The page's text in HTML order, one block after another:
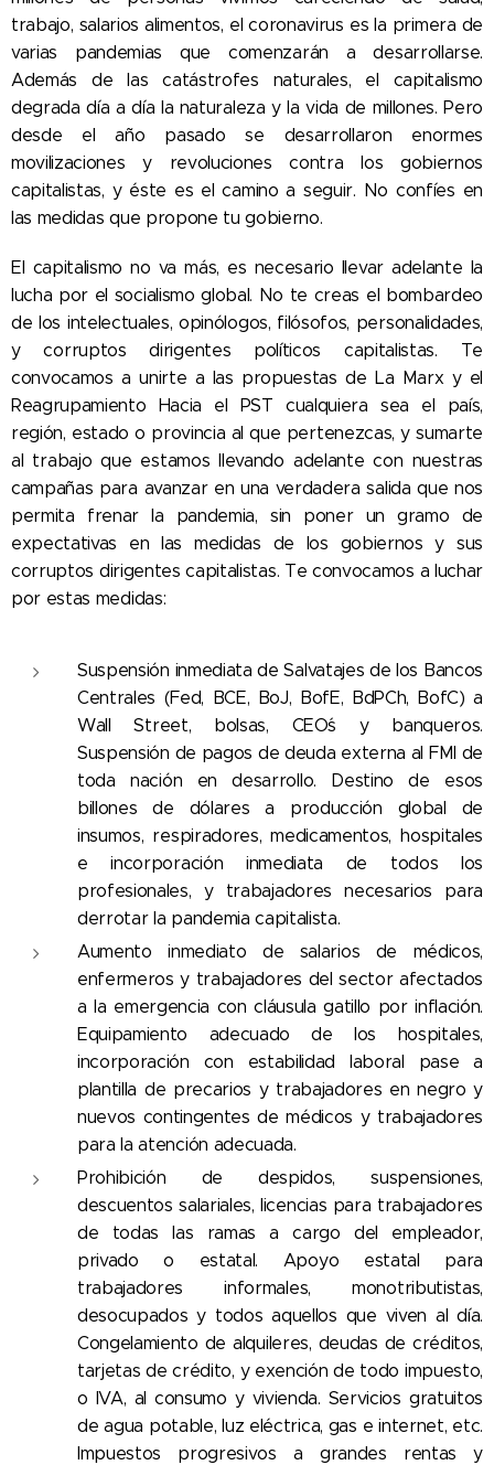
trabajo, salarios alimentos, el coronavirus es la primera de
varias pandemias que comenzarán a desarrollarse.
Además de las catástrofes naturales, el capitalismo
degrada día a día la naturaleza y la vida de millones. Pero
desde el año pasado se desarrollaron enormes
movilizaciones y revoluciones contra los gobiernos
capitalistas, y éste es el camino a seguir. No confíes en
las medidas que propone tu gobierno.
El capitalismo no va más, es necesario llevar adelante la
lucha por el socialismo global. No te creas el bombardeo
de los intelectuales, opinólogos, filósofos, personalidades,
y corruptos dirigentes políticos capitalistas. Te
convocamos a unirte a las propuestas de La Marx y el
Reagrupamiento Hacia el PST cualquiera sea el país,
región, estado o provincia al que pertenezcas, y sumarte
al trabajo que estamos llevando adelante con nuestras
campañas para avanzar en una verdadera salida que nos
permita frenar la pandemia, sin poner un gramo de
expectativas en las medidas de los gobiernos y sus
corruptos dirigentes capitalistas. Te convocamos a luchar
por estas medidas:
Suspensión inmediata de Salvatajes de los Bancos
Centrales (Fed, BCE, BoJ, BofE, BdPCh, BofC) a
Wall Street, bolsas, CEO´s y banqueros.
Suspensión de pagos de deuda externa al FMI de
toda nación en desarrollo. Destino de esos
billones de dólares a producción global de
insumos, respiradores, medicamentos, hospitales
e incorporación inmediata de todos los
profesionales, y trabajadores necesarios para
derrotar la pandemia capitalista.
Aumento inmediato de salarios de médicos,
enfermeros y trabajadores del sector afectados
a la emergencia con cláusula gatillo por inflación.
Equipamiento adecuado de los hospitales,
incorporación con estabilidad laboral pase a
plantilla de precarios y trabajadores en negro y
nuevos contingentes de médicos y trabajadores
para la atención adecuada.
Prohibición de despidos, suspensiones,
descuentos salariales, licencias para trabajadores
de todas las ramas a cargo del empleador,
privado o estatal. Apoyo estatal para
trabajadores informales, monotributistas,
desocupados y todos aquellos que viven al día.
Congelamiento de alquileres, deudas de créditos,
tarjetas de crédito, y exención de todo impuesto,
o IVA, al consumo y vivienda. Servicios gratuitos
de agua potable, luz eléctrica, gas e internet, etc.
Impuestos progresivos a grandes rentas y